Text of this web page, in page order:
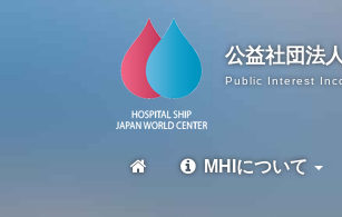
公益社団法
Public Interest
MHIについて